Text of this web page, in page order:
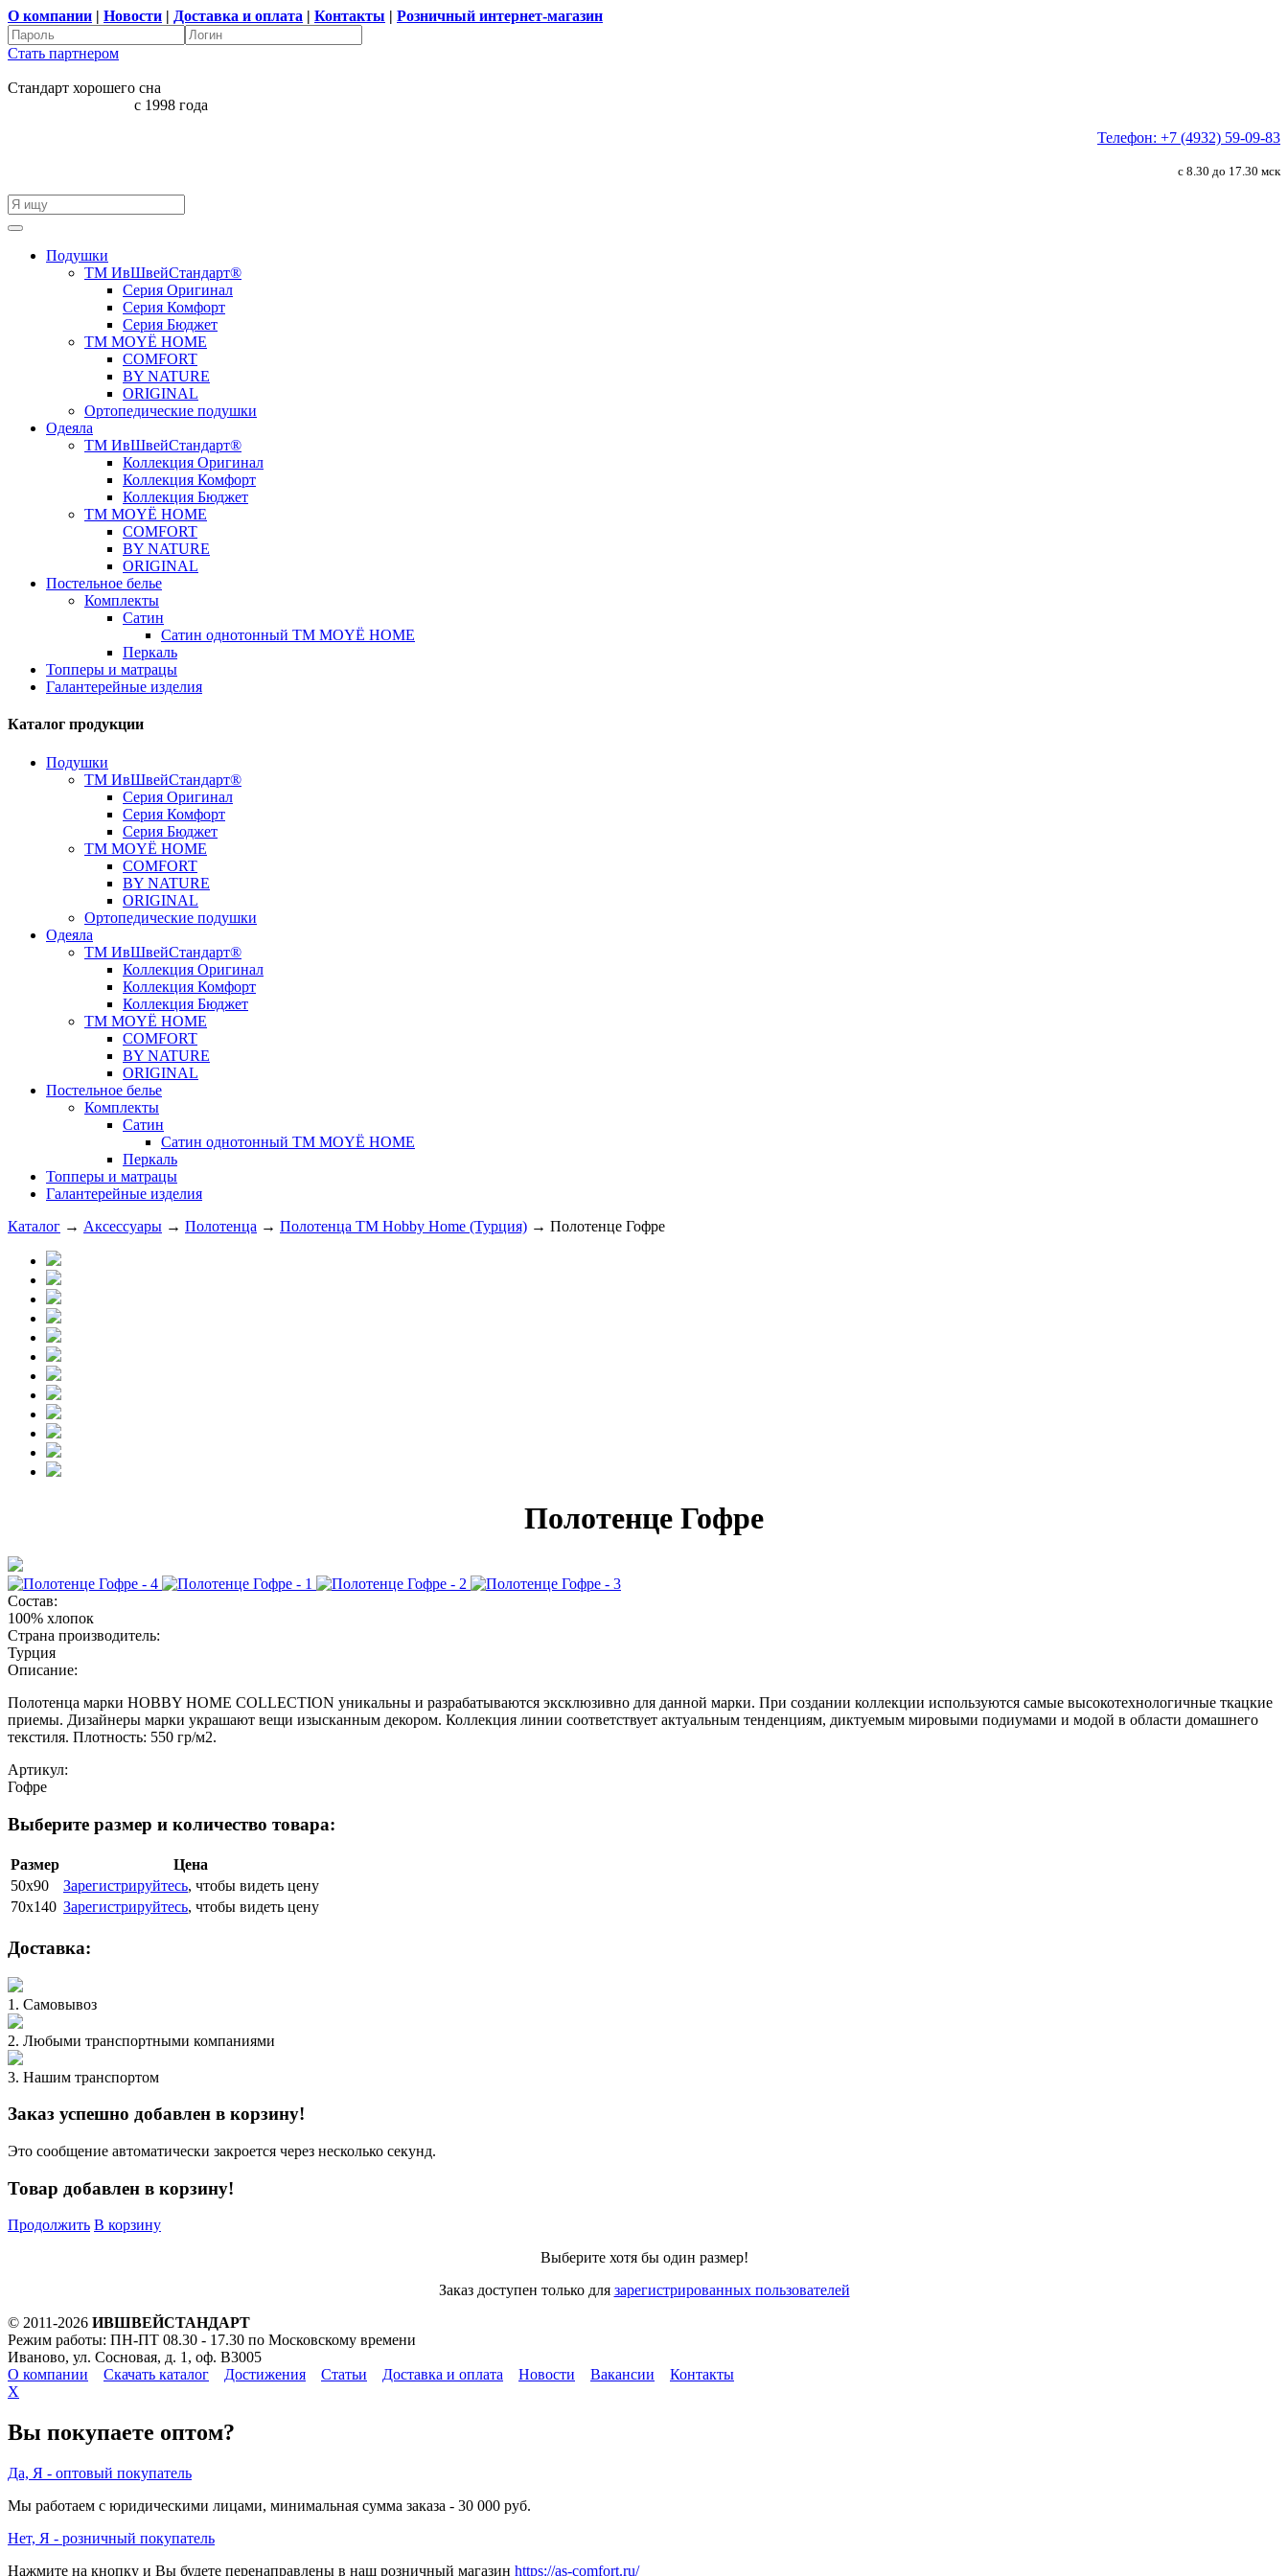
О компании | Новости | Доставка и оплата | Контакты | Розничный интернет-магазин
Стать партнером
Стандарт хорошего сна
с 1998 года
Телефон: +7 (4932) 59-09-83
с 8.30 до 17.30 мск
Подушки
ТМ ИвШвейСтандарт®
Серия Оригинал
Серия Комфорт
Серия Бюджет
ТМ MOYЁ HOME
COMFORT
BY NATURE
ORIGINAL
Ортопедические подушки
Одеяла
ТМ ИвШвейСтандарт®
Коллекция Оригинал
Коллекция Комфорт
Коллекция Бюджет
ТМ MOYЁ HOME
COMFORT
BY NATURE
ORIGINAL
Постельное белье
Комплекты
Сатин
Сатин однотонный ТМ MOYЁ HOME
Перкаль
Топперы и матрацы
Галантерейные изделия
Каталог продукции
Подушки
ТМ ИвШвейСтандарт®
Серия Оригинал
Серия Комфорт
Серия Бюджет
ТМ MOYЁ HOME
COMFORT
BY NATURE
ORIGINAL
Ортопедические подушки
Одеяла
ТМ ИвШвейСтандарт®
Коллекция Оригинал
Коллекция Комфорт
Коллекция Бюджет
ТМ MOYЁ HOME
COMFORT
BY NATURE
ORIGINAL
Постельное белье
Комплекты
Сатин
Сатин однотонный ТМ MOYЁ HOME
Перкаль
Топперы и матрацы
Галантерейные изделия
Каталог → Аксессуары → Полотенца → Полотенца ТМ Hobby Home (Турция) → Полотенце Гофре
Полотенце Гофре
Состав:
100% хлопок
Страна производитель:
Турция
Описание:
Полотенца марки HOBBY HOME COLLECTION уникальны и разрабатываются эксклюзивно для данной марки. При создании коллекции используются самые высокотехнологичные ткацкие
приемы. Дизайнеры марки украшают вещи изысканным декором. Коллекция линии соответствует актуальным тенденциям, диктуемым мировыми подиумами и модой в области домашнего
текстиля. Плотность: 550 гр/м2.
Артикул:
Гофре
Выберите размер и количество товара:
Размер
Цена
50х90
Зарегистрируйтесь, чтобы видеть цену
70х140 Зарегистрируйтесь, чтобы видеть цену
Доставка:
1. Самовывоз
2. Любыми транспортными компаниями
3. Нашим транспортом
Заказ успешно добавлен в корзину!
Это сообщение автоматически закроется через несколько секунд.
Товар добавлен в корзину!
Продолжить В корзину
Выберите хотя бы один размер!
Заказ доступен только для зарегистрированных пользователей
© 2011-2026 ИВШВЕЙСТАНДАРТ
Режим работы: ПН-ПТ 08.30 - 17.30 по Московскому времени
Иваново, ул. Сосновая, д. 1, оф. В3005
О компании
Скачать каталог Достижения Статьи Доставка и оплата Новости Вакансии
Контакты
X
Вы покупаете оптом?
Да, Я - оптовый покупатель
Мы работаем с юридическими лицами, минимальная сумма заказа - 30 000 руб.
Нет, Я - розничный покупатель
Нажмите на кнопку и Вы будете перенаправлены в наш розничный магазин https://as-comfort.ru/